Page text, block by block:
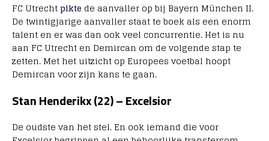
FC Utrechtpikte de aanvaller op bij Bayern München II.
De twintigjarige aanvaller staat te boek als een enorm
talent en er was dan ook veel concurrentie. Het is nu
aan FC Utrecht en Demircan om de volgende stap te
zetten. Met het uitzicht op Europees voetbal hoopt
Demircan voor zijn kans te gaan.
Stan Henderikx (22) – Excelsior
De oudste van het stel. En ook iemand die voor